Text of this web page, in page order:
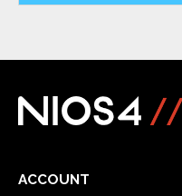
ACCOUNT